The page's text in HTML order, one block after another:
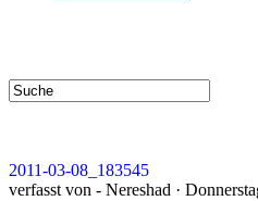
2011-03-08_183545
verfasst von - Nereshad ·